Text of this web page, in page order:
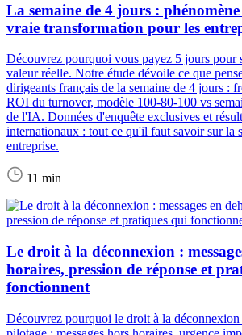
La semaine de 4 jours :
vraie transformation pour les
Découvrez pourquoi vous payez 5 jours pour
valeur réelle. Notre étude dévoile ce que
dirigeants français de la semaine de 4 jours :
ROI du turnover, modèle 100-80-100 vs
de l'IA. Données d'enquête exclusives et
internationaux : tout ce qu'il faut savoir sur la
entreprise.
11 min
Le droit à la déconnexion :
horaires, pression de réponse et
fonctionnent
Découvrez pourquoi le droit à la déconnexion